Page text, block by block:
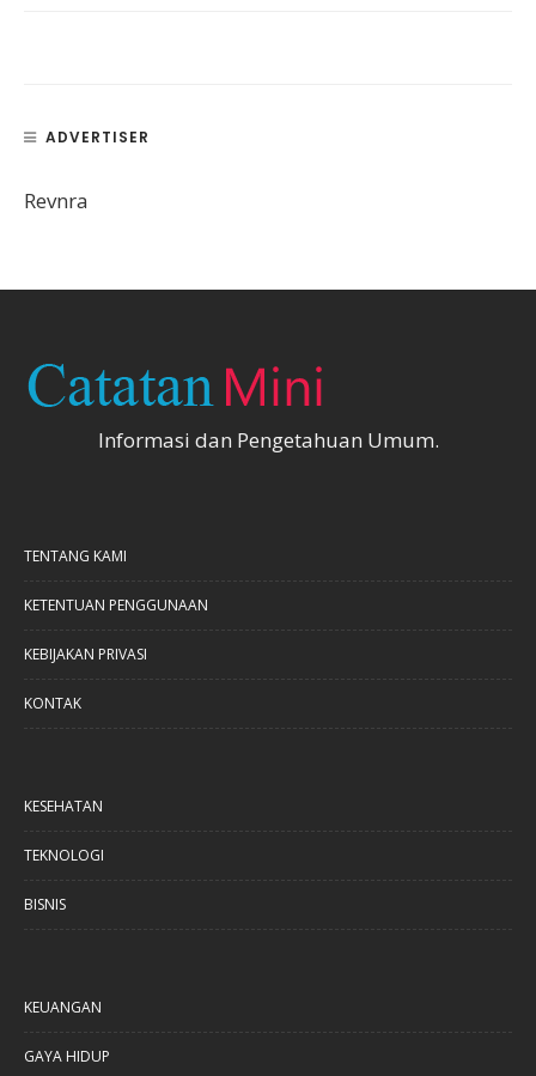
ADVERTISER
Revnra
Informasi dan Pengetahuan Umum.
TENTANG KAMI
KETENTUAN PENGGUNAAN
KEBIJAKAN PRIVASI
KONTAK
KESEHATAN
TEKNOLOGI
BISNIS
KEUANGAN
GAYA HIDUP